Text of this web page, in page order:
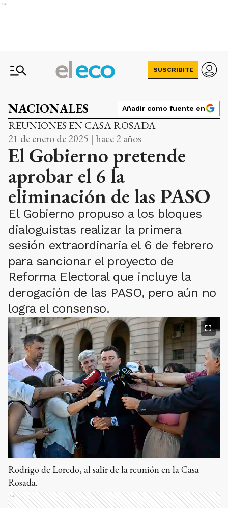
Ads
SUSCRIBITE
NACIONALES Añadir como fuente en
REUNIONES EN CASA ROSADA
21 de enero de 2025 | hace 2 años
El Gobierno pretende
aprobar el 6 la
eliminación de las PASO
El Gobierno propuso a los bloques
dialoguistas realizar la primera
sesión extraordinaria el 6 de febrero
para sancionar el proyecto de
Reforma Electoral que incluye la
derogación de las PASO, pero aún no
logra el consenso.
Rodrigo de Loredo, al salir de la reunión en la Casa
Rosada.
Ads